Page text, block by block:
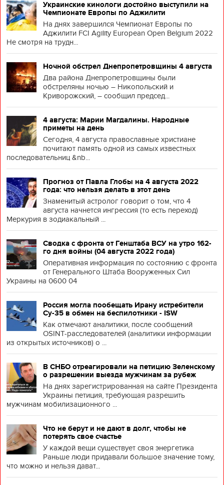
Украинские кинологи достойно выступили на
Чемпионате Европы по Аджилити
На днях завершился Чемпионат Европы по
Аджилити FCI Agility European Open Belgium 2022
Не смотря на трудн...
Ночной обстрел Днепропетровщины 4 августа
Два района Днепропетровщины были
обстреляны ночью – Никопольский и
Криворожский, – сообщил председ...
4 августа: Марии Магдалины. Народные
приметы на день
Сегодня, 4 августа православные христиане
почитают память одной из самых известных
последовательниц &nb...
Прогноз от Павла Глобы на 4 августа 2022
года: что нельзя делать в этот день
Знаменитый астролог говорит о том, что 4
августа начнется ингрессия (то есть переход)
Меркурия в зодиакальный ...
Сводка с фронта от Генштаба ВСУ на утро 162-
го дня войны (04 августа 2022 года)
Оперативная информация по состоянию с фронта
от Генерального Штаба Вооруженных Сил
Украины на 0600 04
Россия могла пообещать Ирану истребители
Су-35 в обмен на беспилотники - ISW
Как отмечают аналитики, после сообщений
OSINT-расследователей (аналитики информации
из открытых источников) о ...
В СНБО отреагировали на петицию Зеленскому
о разрешении выезда мужчинам за рубеж
На днях зарегистрированная на сайте Президента
Украины петиция, требующая разрешить
мужчинам мобилизационного ...
Что не берут и не дают в долг, чтобы не
потерять свое счастье
У каждой вещи существует своя энергетика
Раньше люди придавали большое значение тому,
что можно и нельзя дават...